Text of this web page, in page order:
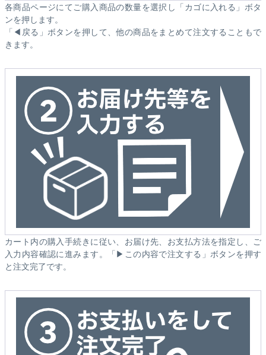
各商品ページにてご購入商品の数量を選択し「カゴに入れる」ボタ
ンを押します。
「◀戻る」ボタンを押して、他の商品をまとめて注文することもで
きます。
カート内の購入手続きに従い、お届け先、お支払方法を指定し、ご
入力内容確認に進みます。「▶この内容で注文する」ボタンを押す
と注文完了です。